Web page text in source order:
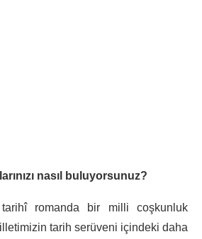
nasıl buluyorsunuz?
romanda bir milli coşkunluk
tarih serüveni içindeki daha